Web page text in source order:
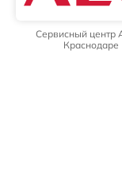
Сервисный центр
Краснодаре